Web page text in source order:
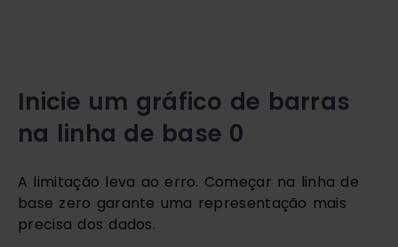
Inicie um gráfico de barras
na linha de base 0
A limitação leva ao erro. Começar na linha de
base zero garante uma representação mais
precisa dos dados.